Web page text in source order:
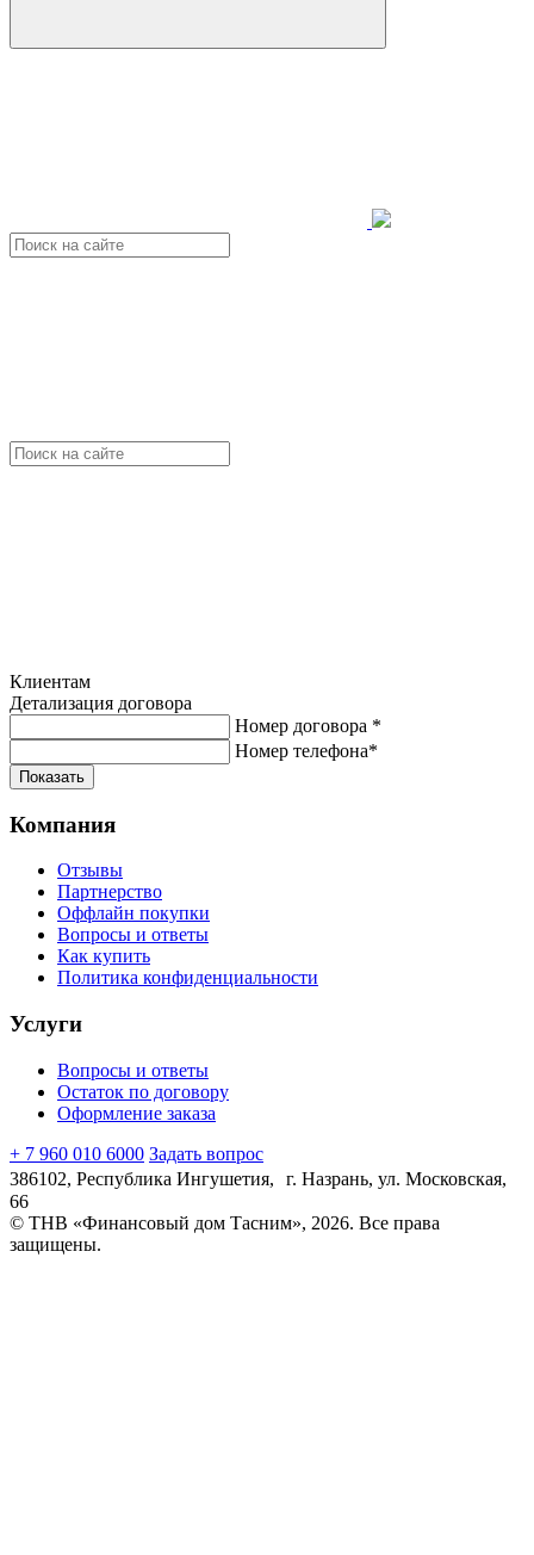
Клиентам
Детализация договора
Номер договора *
Номер телефона*
Показать
Компания
Отзывы
Партнерство
Оффлайн покупки
Вопросы и ответы
Как купить
Политика конфиденциальности
Услуги
Вопросы и ответы
Остаток по договору
Оформление заказа
+ 7 960 010 6000 Задать вопрос
386102, Республика Ингушетия, г. Назрань, ул. Московская,
66
© ТНВ «Финансовый дом Тасним», 2026. Все права
защищены.